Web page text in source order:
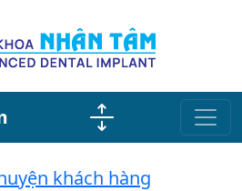
khách hàng